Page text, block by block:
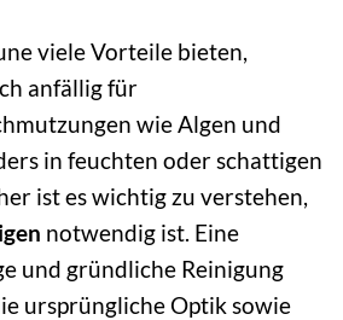
viele Vorteile bieten,
anfällig für
wie Algen und
in feuchten oder schattigen
ist es wichtig zu verstehen,
notwendig ist. Eine
und gründliche Reinigung
ursprüngliche Optik sowie